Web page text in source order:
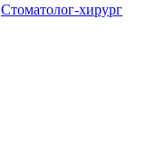
Стоматолог-хирург